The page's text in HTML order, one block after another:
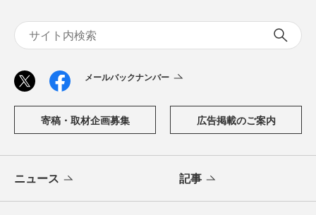
メールバックナンバー
寄稿・取材企画募集 広告掲載のご案内
ニュース 記事